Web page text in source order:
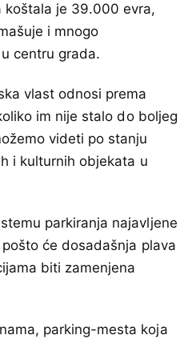
koštala je 39.000 evra,
i mnogo
centru grada.
vlast odnosi prema
im nije stalo do boljeg
videti po stanju
i kulturnih objekata u
parkiranja najavljene
će dosadašnja plava
biti zamenjena
parking-mesta koja